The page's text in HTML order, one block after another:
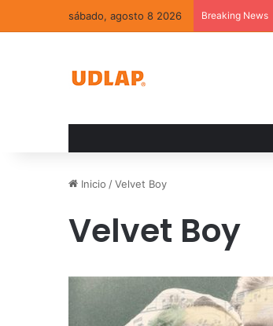
sábado, agosto 8 2026 Breaking News
Inicio /Velvet Boy
Velvet Boy